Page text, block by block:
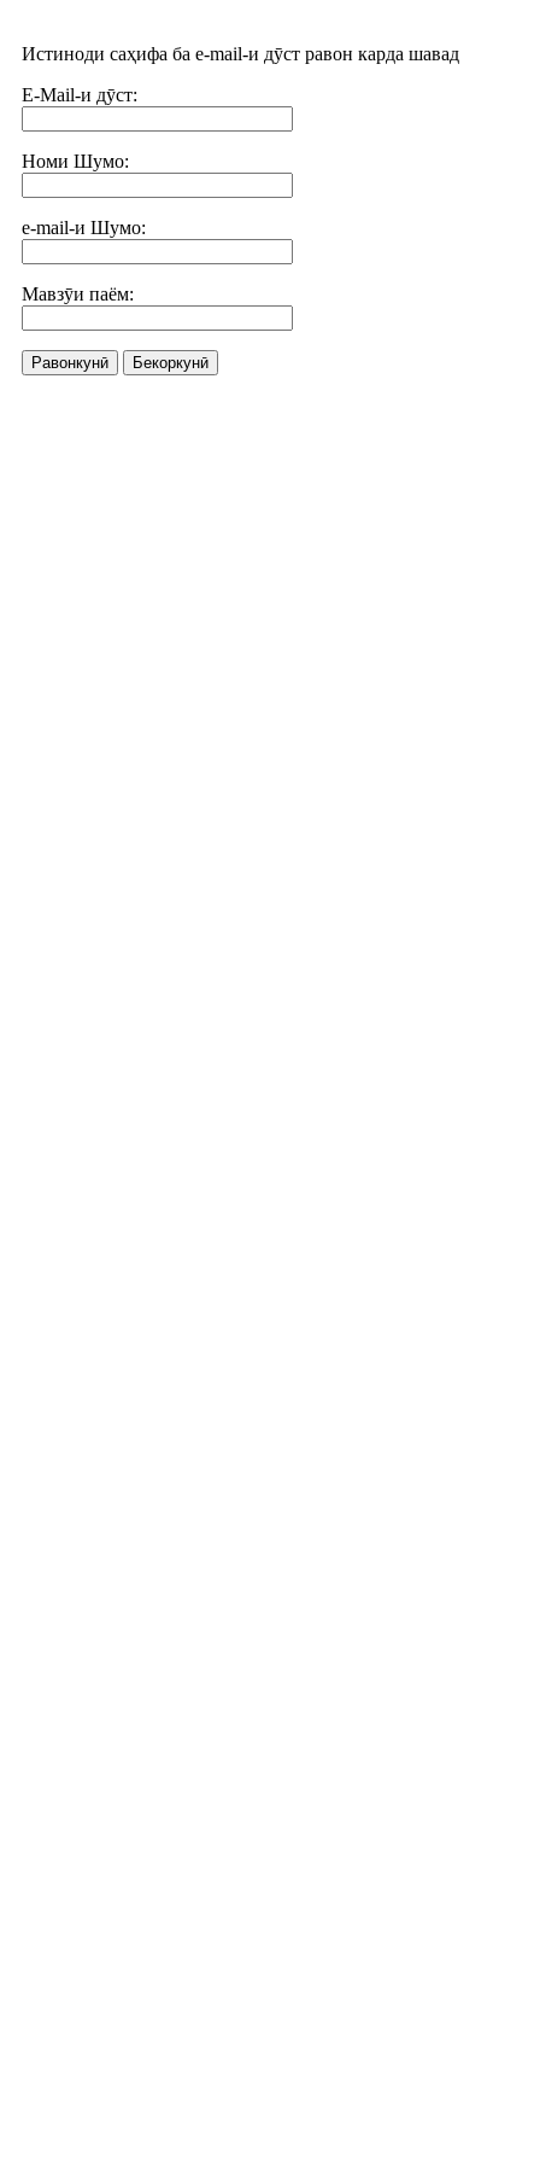
Истиноди саҳифа ба e-mail-и дӯст равон карда шавад
E-Mail-и дӯст:
Номи Шумо:
e-mail-и Шумо:
Мавзӯи паём:
Равонкунӣ Бекоркунӣ